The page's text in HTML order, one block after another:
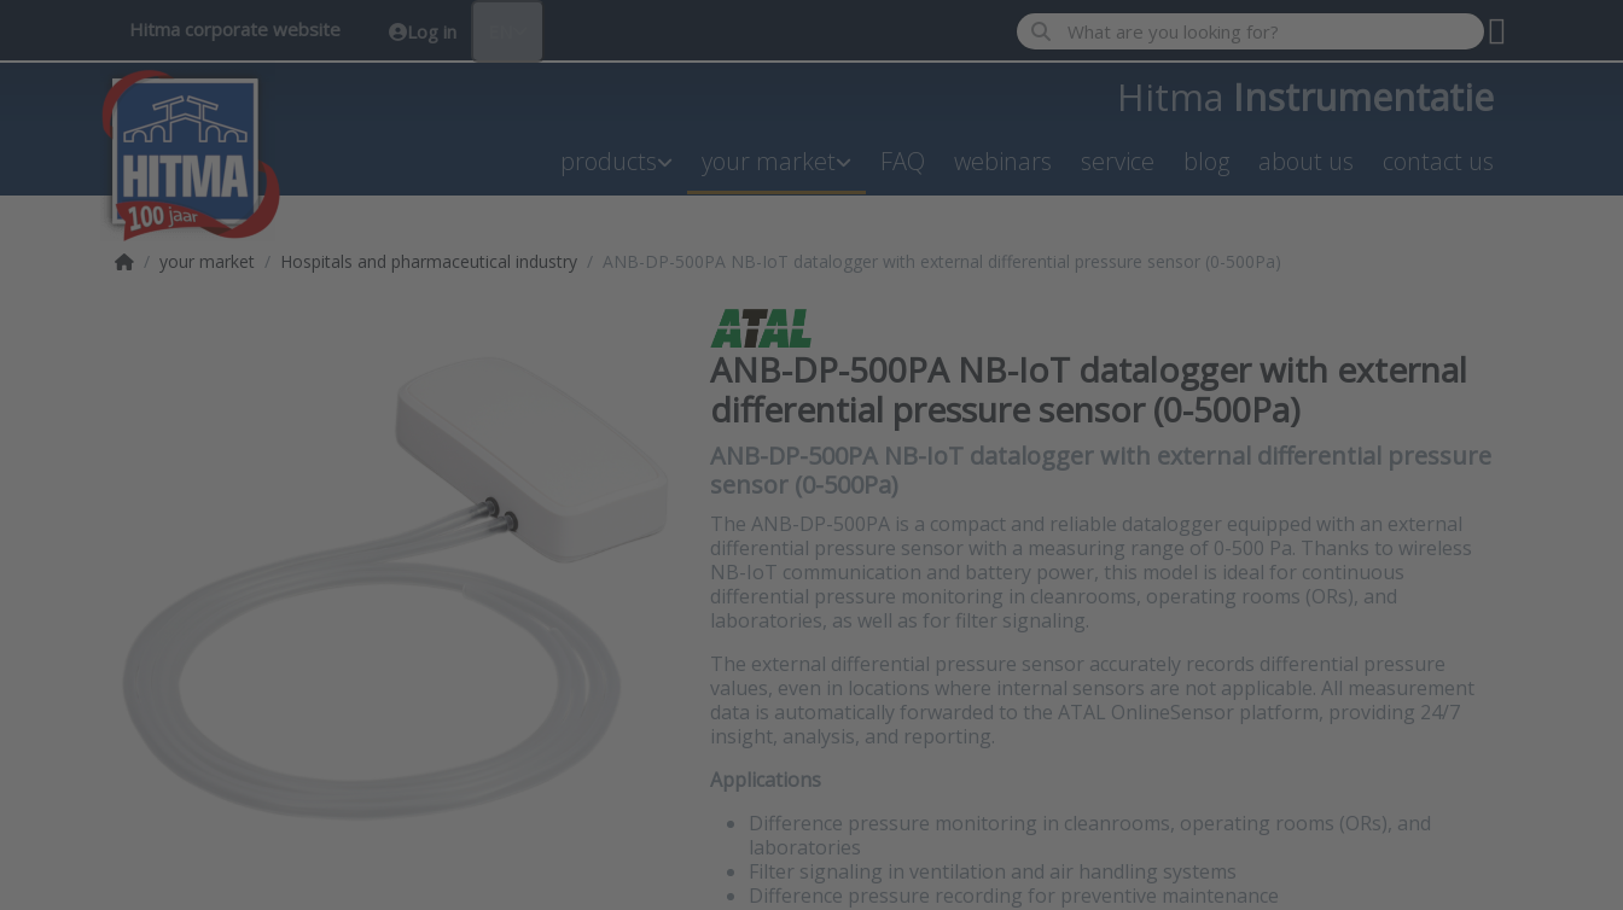
Hitma corporate website Log in Enter a search term. Results will appear automatically as you
Hitma Instrumentatie
products your market FAQ webinars service blog about us contact us
Home page
your market Hospitals and pharmaceutical industry ANB-DP-500PA NB-IoT datalogger with external differential pressure sensor (0-500Pa)
ANB-DP-500PA NB-IoT datalogger with external
differential pressure sensor (0-500Pa)
ANB-DP-500PA NB-IoT datalogger with external differential pressure
sensor (0-500Pa)
The ANB-DP-500PA is a compact and reliable datalogger equipped with an external
differential pressure sensor with a measuring range of 0-500 Pa. Thanks to wireless
NB-IoT communication and battery power, this model is ideal for continuous
differential pressure monitoring in cleanrooms, operating rooms (ORs), and
laboratories, as well as for filter signaling.
The external differential pressure sensor accurately records differential pressure
values, even in locations where internal sensors are not applicable. All measurement
data is automatically forwarded to the ATAL OnlineSensor platform, providing 24/7
insight, analysis, and reporting.
Applications
Difference pressure monitoring in cleanrooms, operating rooms (ORs), and
laboratories
Filter signaling in ventilation and air handling systems
Difference pressure recording for preventive maintenance